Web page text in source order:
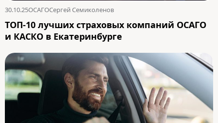
30.10.25ОСАГОСергей Семиколенов
ТОП-10 лучших страховых компаний ОСАГО
и КАСКО в Екатеринбурге